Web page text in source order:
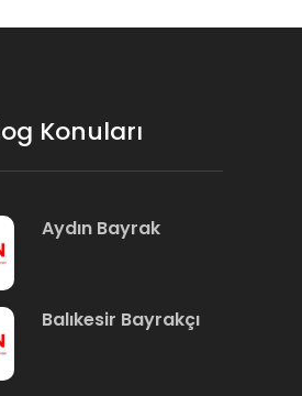
Konuları
Aydın Bayrak
Balıkesir Bayrakçı